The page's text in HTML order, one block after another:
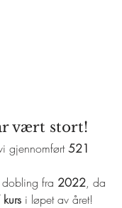
vært stort!
gjennomført 521
dobling fra 2022, da
i løpet av året!